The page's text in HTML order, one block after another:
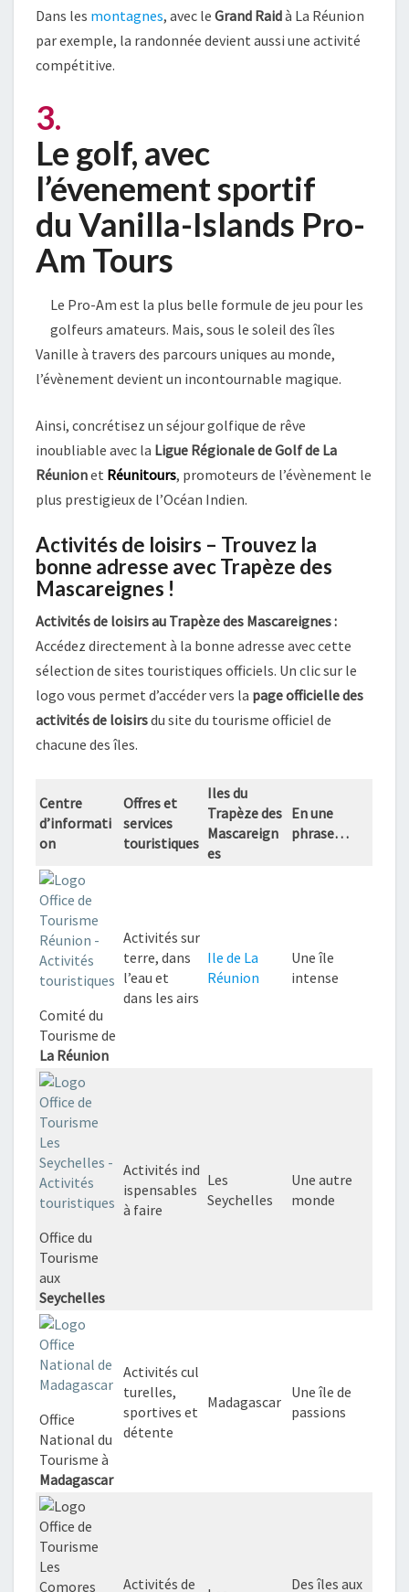
Dans les montagnes, avec le Grand Raidà La Réunion
par exemple, la randonnée devient aussi une activité
compétitive.
3.
Le golf, avec
l’évenement sportif
du Vanilla-Islands Pro-
Am Tours
Le Pro-Am est la plus belle formule de jeu pour les
golfeurs amateurs. Mais, sous le soleil des îles
Vanille à travers des parcours uniques au monde,
l’évènement devient un incontournable magique.
Ainsi, concrétisez un séjour golfique de rêve
inoubliable avec la Ligue Régionale de Golf de La
Réunionet Réunitours, promoteurs de l’évènement le
plus prestigieux de l’Océan Indien.
Activités de loisirs – Trouvez la
bonne adresse avec Trapèze des
Mascareignes !
Activités de loisirs au Trapèze des Mascareignes :
Accédez directement à la bonne adresse avec cette
sélection de sites touristiques officiels. Un clic sur le
logo vous permet d’accéder vers la page officielle des
activités de loisirsdu site du tourisme officiel de
chacune des îles.
Centre
d’informati
on
Offres et
services
touristiques
Iles du
Trapèze des
Mascareign
es
En une
phrase…
Comité du
Tourisme de
La Réunion
Activités sur
terre, dans
l’eau et
dans les airs
Ile de La
Réunion
Une île
intense
Office du
Tourisme
aux
Seychelles
Activités ind
ispensables
à faire
Les
Seychelles
Une autre
monde
Office
National du
Tourisme à
Madagascar
Activités cul
turelles,
sportives et
détente
Madagascar
Une île de
passions
Activités de
Des îles aux